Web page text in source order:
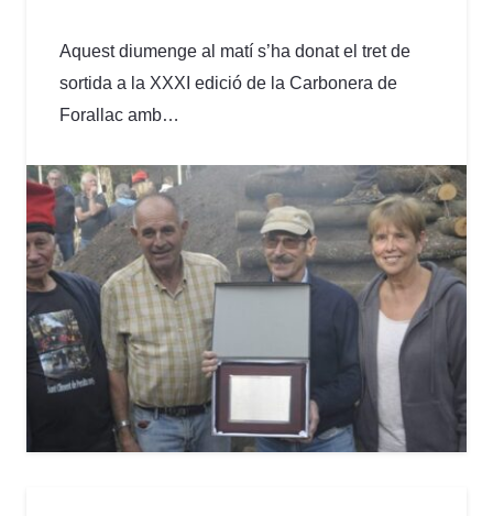
Aquest diumenge al matí s’ha donat el tret de
sortida a la XXXI edició de la Carbonera de
Forallac amb…